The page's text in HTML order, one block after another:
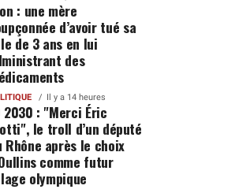
: une mère
d’avoir tué sa
de 3 ans en lui
des
Il y a 14 heures
2030 : "Merci Éric
le troll d’un député
Rhône après le choix
comme futur
olympique